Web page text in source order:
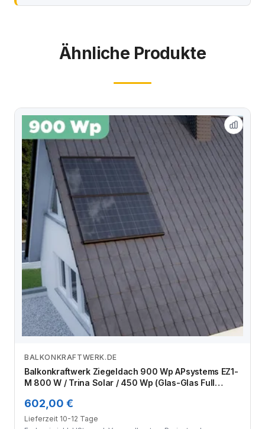
Ähnliche Produkte
Zum Angebot
BALKONKRAFTWERK.DE
Balkonkraftwerk Ziegeldach 900 Wp APsystems EZ1-
M 800 W / Trina Solar / 450 Wp (Glas-Glas Full
Module
602,00 €
Lieferzeit 10-12 Tage